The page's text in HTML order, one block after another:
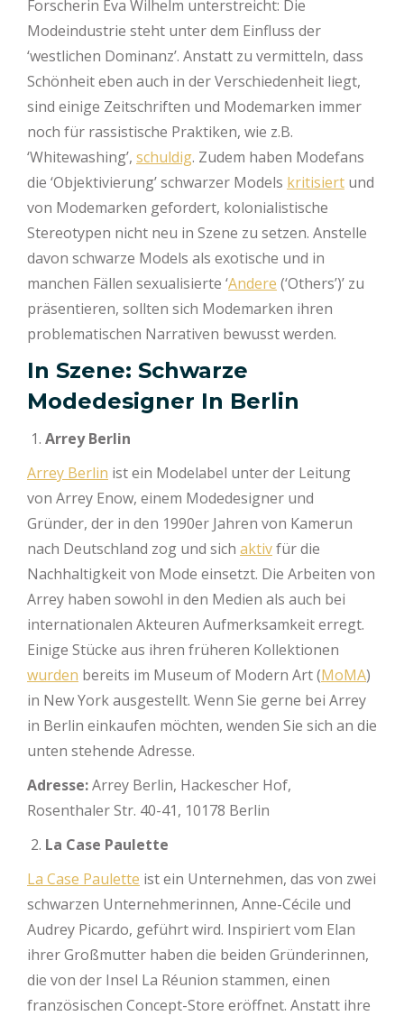
Forscherin Eva Wilhelm unterstreicht: Die
Modeindustrie steht unter dem Einfluss der
‘westlichen Dominanz’. Anstatt zu vermitteln, dass
Schönheit eben auch in der Verschiedenheit liegt,
sind einige Zeitschriften und Modemarken immer
noch für rassistische Praktiken, wie z.B.
‘Whitewashing’, schuldig. Zudem haben Modefans
die ‘Objektivierung’ schwarzer Models kritisiert und
von Modemarken gefordert, kolonialistische
Stereotypen nicht neu in Szene zu setzen. Anstelle
davon schwarze Models als exotische und in
manchen Fällen sexualisierte ‘Andere (‘Others’)’ zu
präsentieren, sollten sich Modemarken ihren
problematischen Narrativen bewusst werden.
In Szene: Schwarze
Modedesigner In Berlin
Arrey Berlin
Arrey Berlin ist ein Modelabel unter der Leitung
von Arrey Enow, einem Modedesigner und
Gründer, der in den 1990er Jahren von Kamerun
nach Deutschland zog und sich aktivfür die
Nachhaltigkeit von Mode einsetzt. Die Arbeiten von
Arrey haben sowohl in den Medien als auch bei
internationalen Akteuren Aufmerksamkeit erregt.
Einige Stücke aus ihren früheren Kollektionen
wurden bereits im Museum of Modern Art (MoMA)
in New York ausgestellt. Wenn Sie gerne bei Arrey
in Berlin einkaufen möchten, wenden Sie sich an die
unten stehende Adresse.
Adresse:Arrey Berlin, Hackescher Hof,
Rosenthaler Str. 40-41, 10178 Berlin
La Case Paulette
La Case Paulette ist ein Unternehmen, das von zwei
schwarzen Unternehmerinnen, Anne-Cécile und
Audrey Picardo, geführt wird. Inspiriert vom Elan
ihrer Großmutter haben die beiden Gründerinnen,
die von der Insel La Réunion stammen, einen
französischen Concept-Store eröffnet. Anstatt ihre